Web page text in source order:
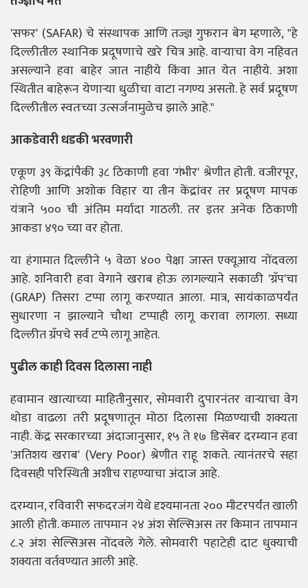
'सफर' (SAFAR) चे संस्थापक आणि तज्ज्ञ गुफरान बेग म्हणाले, "हे
दिल्लीतील स्थानिक प्रदूषणाचे खरे चित्र आहे. वाऱ्याचा वेग नहिवत
असल्याने हवा बाहेर जात नाहीये किंवा आत येत नाहीये. अशा
स्थितीत बाहेरून येणाऱ्या धुळीचा वाटा नगण्य असतो. हे सर्व प्रदूषण
दिल्लीतील स्वतःच्या उत्सर्जनामुळेच झाले आहे."
आकडेवारी धडकी भरवणारी
एकूण ३९ केंद्रांपैकी ३८ ठिकाणी हवा 'गंभीर' श्रेणीत होती. वजीरपूर,
रोहिणी आणि अशोक विहार या तीन केंद्रांवर तर प्रदूषण मापक
यंत्राने ५०० ची अंतिम मर्यादा गाठली. तर इतर अनेक ठिकाणी
आकडा ४९० च्या वर होता.
या हंगामात दिल्लीने ५ वेळा ४०० पेक्षा जास्त एक्यूआय नोंदवला
आहे. शनिवारी हवा वेगाने खराब होऊ लागल्याने सकाळी 'ग्रॅप'चा
(GRAP) तिसरा टप्पा लागू करण्यात आला. मात्र, सायंकाळपर्यंत
सुधारणा न झाल्याने चौथा टप्पाही लागू करावा लागला. सध्या
दिल्लीत ग्रॅपचे सर्व टप्पे लागू आहेत.
पुढील काही दिवस दिलासा नाही
हवामान खात्याच्या माहितीनुसार, सोमवारी दुपारनंतर वाऱ्याचा वेग
थोडा वाढला तरी प्रदूषणातून मोठा दिलासा मिळण्याची शक्यता
नाही. केंद्र सरकारच्या अंदाजानुसार, १५ ते १७ डिसेंबर दरम्यान हवा
'अतिशय खराब' (Very Poor) श्रेणीत राहू शकते. त्यानंतरचे सहा
दिवसही परिस्थिती अशीच राहण्याचा अंदाज आहे.
दरम्यान, रविवारी सफदरजंग येथे दृश्यमानता २०० मीटरपर्यंत खाली
आली होती. कमाल तापमान २४ अंश सेल्सिअस तर किमान तापमान
८.२ अंश सेल्सिअस नोंदवले गेले. सोमवारी पहाटेही दाट धुक्याची
शक्यता वर्तवण्यात आली आहे.